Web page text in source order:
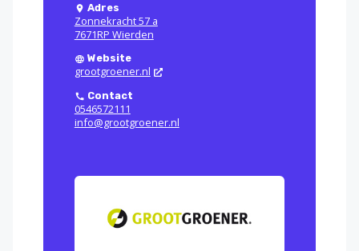
Adres
Zonnekracht 57 a
7671RP Wierden
Website
grootgroener.nl
Contact
0546572111
info@grootgroener.nl